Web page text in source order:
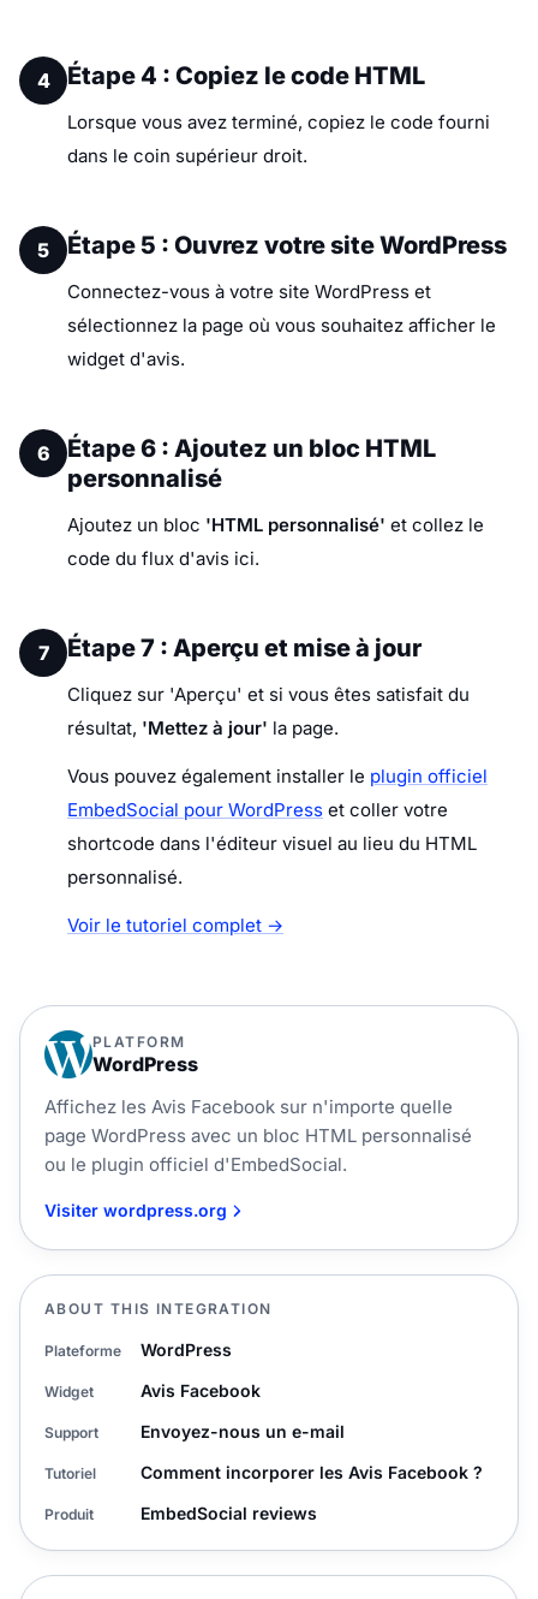
4 Étape 4 : Copiez le code HTML
Lorsque vous avez terminé, copiez le code fourni
dans le coin supérieur droit.
5 Étape 5 : Ouvrez votre site WordPress
Connectez-vous à votre site WordPress et
sélectionnez la page où vous souhaitez afficher le
widget d'avis.
6
Étape 6 : Ajoutez un bloc HTML
personnalisé
Ajoutez un bloc 'HTML personnalisé' et collez le
code du flux d'avis ici.
7 Étape 7 : Aperçu et mise à jour
Cliquez sur 'Aperçu' et si vous êtes satisfait du
résultat, 'Mettez à jour' la page.
Vous pouvez également installer le plugin officiel
EmbedSocial pour WordPress et coller votre
shortcode dans l'éditeur visuel au lieu du HTML
personnalisé.
Voir le tutoriel complet →
PLATFORM
WordPress
Affichez les Avis Facebook sur n'importe quelle
page WordPress avec un bloc HTML personnalisé
ou le plugin officiel d'EmbedSocial.
Visiter wordpress.org
ABOUT THIS INTEGRATION
Plateforme WordPress
Widget Avis Facebook
Support Envoyez-nous un e-mail
Tutoriel Comment incorporer les Avis Facebook ?
Produit EmbedSocial reviews